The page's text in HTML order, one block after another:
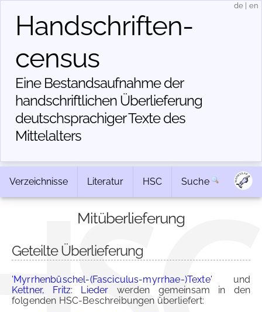
Handschriften­
census
Eine Bestandsaufnahme der
handschriftlichen Über­lieferung
deutschsprachiger Texte des
Mittelalters
de en
Verzeichnisse Literatur HSC Suche
Mitüberlieferung
Geteilte Überlieferung
'Myrrhenbüschel-(Fasciculus-myrrhae-)Texte' und
Kettner, Fritz: Lieder werden gemeinsam in den
folgenden HSC-Beschreibungen überliefert: